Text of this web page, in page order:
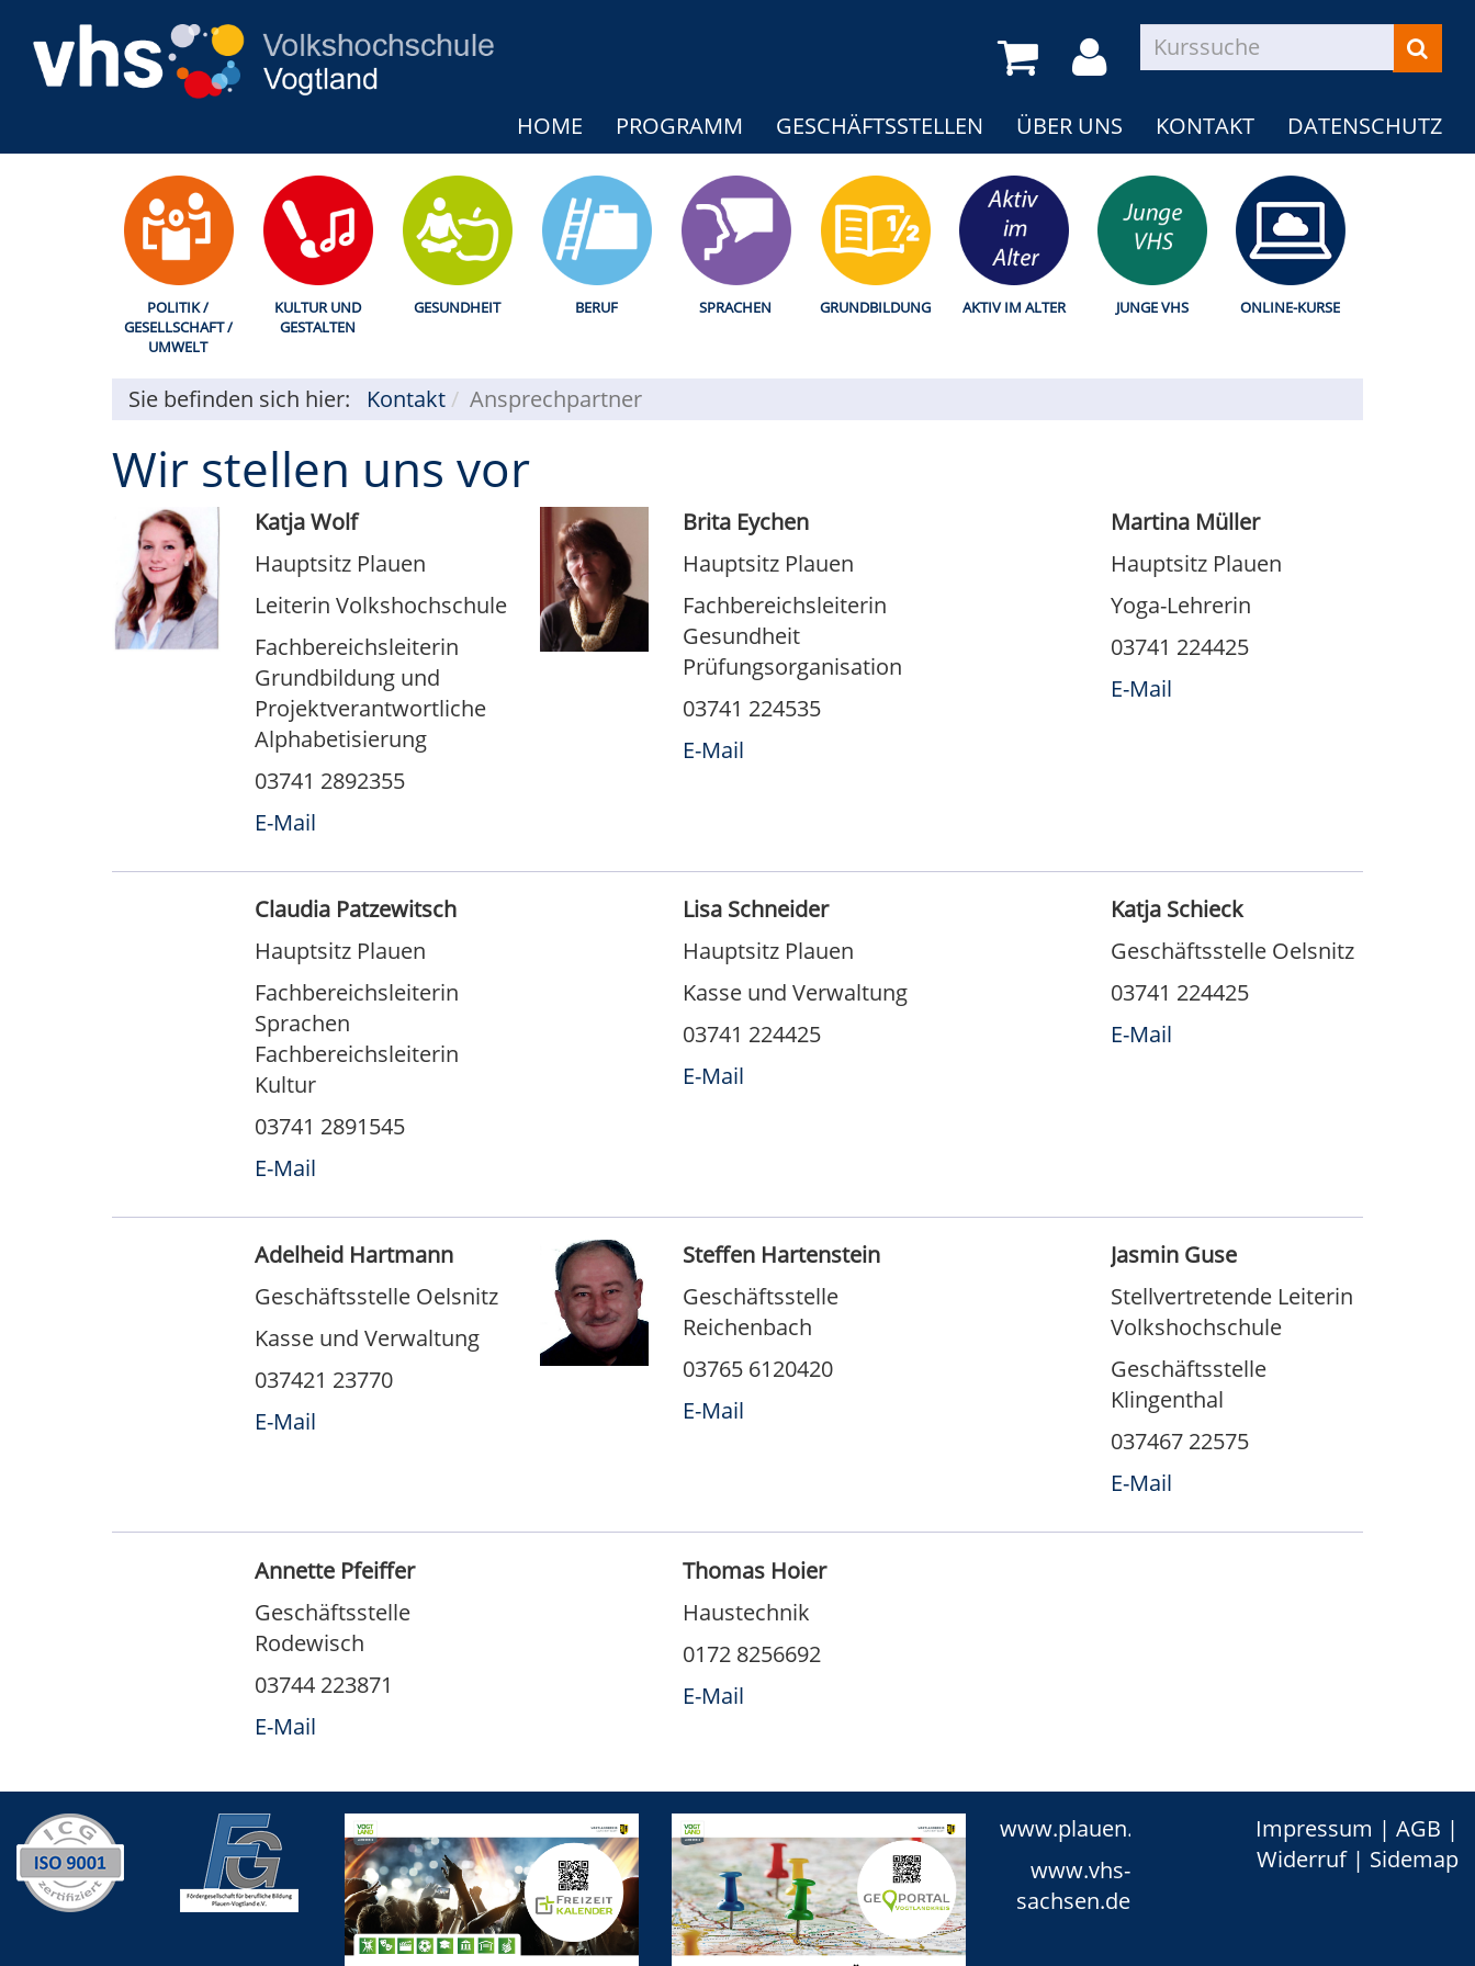
HOME PROGRAMM GESCHÄFTSSTELLEN ÜBER UNS KONTAKT DATENSCHUTZ
POLITIK /
GESELLSCHAFT /
UMWELT
KULTUR UND
GESTALTEN
GESUNDHEIT BERUF SPRACHEN GRUNDBILDUNG AKTIV IM ALTER JUNGE VHS ONLINE-KURSE
Sie befinden sich hier: Kontakt Ansprechpartner
Wir stellen uns vor
Katja Wolf
Hauptsitz Plauen
Leiterin Volkshochschule
Fachbereichsleiterin
Grundbildung und
Projektverantwortliche
Alphabetisierung
03741 2892355
E-Mail
Brita Eychen
Hauptsitz Plauen
Fachbereichsleiterin
Gesundheit
Prüfungsorganisation
03741 224535
E-Mail
Martina Müller
Hauptsitz Plauen
Yoga-Lehrerin
03741 224425
E-Mail
Claudia Patzewitsch
Hauptsitz Plauen
Fachbereichsleiterin
Sprachen
Fachbereichsleiterin
Kultur
03741 2891545
E-Mail
Lisa Schneider
Hauptsitz Plauen
Kasse und Verwaltung
03741 224425
E-Mail
Katja Schieck
Geschäftsstelle Oelsnitz
03741 224425
E-Mail
Adelheid Hartmann
Geschäftsstelle Oelsnitz
Kasse und Verwaltung
037421 23770
E-Mail
Steffen Hartenstein
Geschäftsstelle
Reichenbach
03765 6120420
E-Mail
Jasmin Guse
Stellvertretende Leiterin
Volkshochschule
Geschäftsstelle
Klingenthal
037467 22575
E-Mail
Annette Pfeiffer
Geschäftsstelle
Rodewisch
03744 223871
E-Mail
Thomas Hoier
Haustechnik
0172 8256692
E-Mail
www.plauen.de
www.vhs-
sachsen.de
Impressum | AGB |
Widerruf| Sidemap